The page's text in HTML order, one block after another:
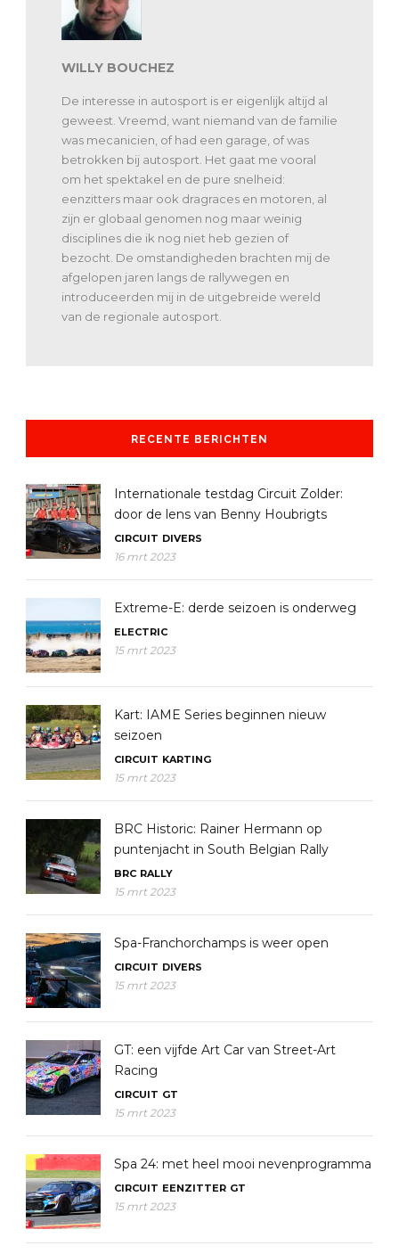
WILLY BOUCHEZ
De interesse in autosport is er eigenlijk altijd al
geweest. Vreemd, want niemand van de familie
was mecanicien, of had een garage, of was
betrokken bij autosport. Het gaat me vooral
om het spektakel en de pure snelheid:
eenzitters maar ook dragraces en motoren, al
zijn er globaal genomen nog maar weinig
disciplines die ik nog niet heb gezien of
bezocht. De omstandigheden brachten mij de
afgelopen jaren langs de rallywegen en
introduceerden mij in de uitgebreide wereld
van de regionale autosport.
RECENTE BERICHTEN
Internationale testdag Circuit Zolder:
door de lens van Benny Houbrigts
CIRCUIT DIVERS
16 mrt 2023
Extreme-E: derde seizoen is onderweg
ELECTRIC
15 mrt 2023
Kart: IAME Series beginnen nieuw
seizoen
CIRCUIT KARTING
15 mrt 2023
BRC Historic: Rainer Hermann op
puntenjacht in South Belgian Rally
BRC RALLY
15 mrt 2023
Spa-Franchorchamps is weer open
CIRCUIT DIVERS
15 mrt 2023
GT: een vijfde Art Car van Street-Art
Racing
CIRCUIT GT
15 mrt 2023
Spa 24: met heel mooi nevenprogramma
CIRCUIT EENZITTER GT
15 mrt 2023